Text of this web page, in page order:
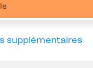
supplémentaires